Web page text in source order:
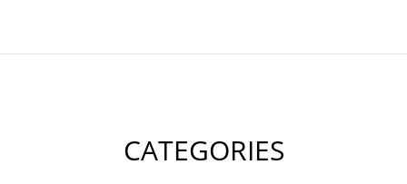
CATEGORIES